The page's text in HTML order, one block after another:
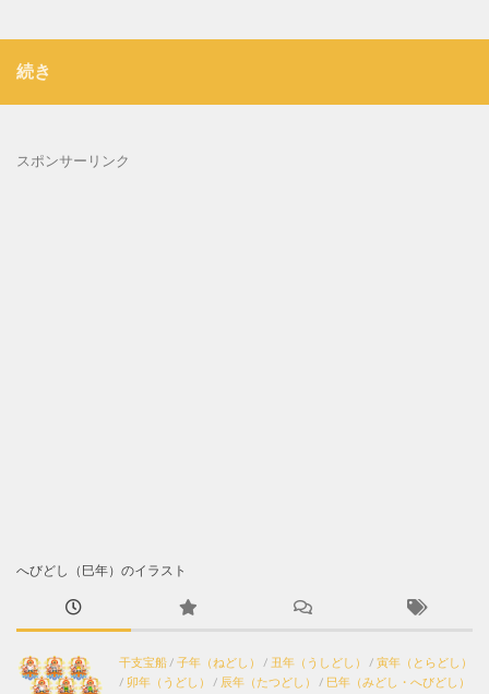
続き
スポンサーリンク
へびどし（巳年）のイラスト
干支宝船/ 子年（ねどし） / 丑年（うしどし） / 寅年（とらどし）
/ 卯年（うどし） / 辰年（たつどし） / 巳年（みどし・へびどし）